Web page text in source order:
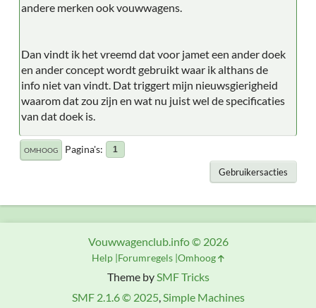
andere merken ook vouwwagens.
Dan vindt ik het vreemd dat voor jamet een ander doek
en ander concept wordt gebruikt waar ik althans de
info niet van vindt. Dat triggert mijn nieuwsgierigheid
waarom dat zou zijn en wat nu juist wel de specificaties
van dat doek is.
OMHOOG Pagina's 1
Gebruikersacties
Theme bySMF Tricks
SMF 2.1.6 © 2025,Simple Machines
Vouwwagenclub.info © 2026
Help Forumregels Omhoog